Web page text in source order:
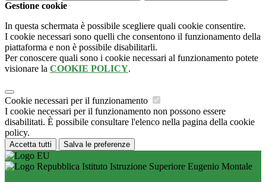
Gestione cookie
In questa schermata è possibile scegliere quali cookie consentire.
I cookie necessari sono quelli che consentono il funzionamento della
piattaforma e non è possibile disabilitarli.
Per conoscere quali sono i cookie necessari al funzionamento potete
visionare la COOKIE POLICY.
Cookie necessari per il funzionamento
I cookie necessari per il funzionamento non possono essere
disabilitati. È possibile consultare l'elenco nella pagina della cookie
policy.
Accetta tutti Salva le preferenze
Istituto Istruzione Superiore Eugenio Montale